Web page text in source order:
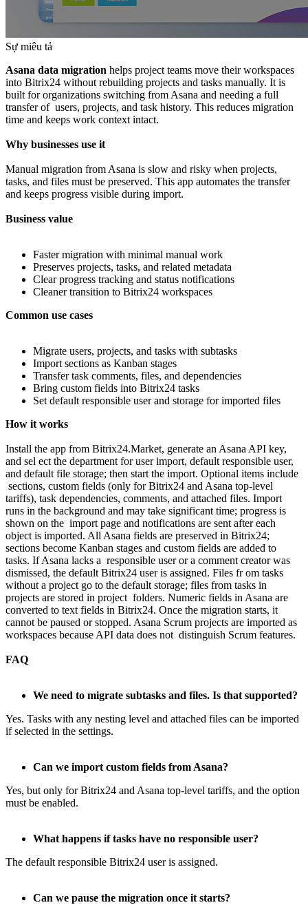
Sự miêu tả
Asana data migration helps project teams move their workspaces
into Bitrix24 without rebuilding projects and tasks manually. It is
built for organizations switching from Asana and needing a full
transfer of users, projects, and task history. This reduces migration
time and keeps work context intact.
Why businesses use it
Manual migration from Asana is slow and risky when projects,
tasks, and files must be preserved. This app automates the transfer
and keeps progress visible during import.
Business value
Faster migration with minimal manual work
Preserves projects, tasks, and related metadata
Clear progress tracking and status notifications
Cleaner transition to Bitrix24 workspaces
Common use cases
Migrate users, projects, and tasks with subtasks
Import sections as Kanban stages
Transfer task comments, files, and dependencies
Bring custom fields into Bitrix24 tasks
Set default responsible user and storage for imported files
How it works
Install the app from Bitrix24.Market, generate an Asana API key,
and sel ect the department for user import, default responsible user,
and default file storage; then start the import. Optional items include
sections, custom fields (only for Bitrix24 and Asana top‑level
tariffs), task dependencies, comments, and attached files. Import
runs in the background and may take significant time; progress is
shown on the import page and notifications are sent after each
object is imported. All Asana fields are preserved in Bitrix24;
sections become Kanban stages and custom fields are added to
tasks. If Asana lacks a responsible user or a comment creator was
dismissed, the default Bitrix24 user is assigned. Files fr om tasks
without a project go to the default storage; files from tasks in
projects are stored in project folders. Numeric fields in Asana are
converted to text fields in Bitrix24. Once the migration starts, it
cannot be paused or stopped. Asana Scrum projects are imported as
workspaces because API data does not distinguish Scrum features.
FAQ
We need to migrate subtasks and files. Is that supported?
Yes. Tasks with any nesting level and attached files can be imported
if selected in the settings.
Can we import custom fields from Asana?
Yes, but only for Bitrix24 and Asana top‑level tariffs, and the option
must be enabled.
What happens if tasks have no responsible user?
The default responsible Bitrix24 user is assigned.
Can we pause the migration once it starts?